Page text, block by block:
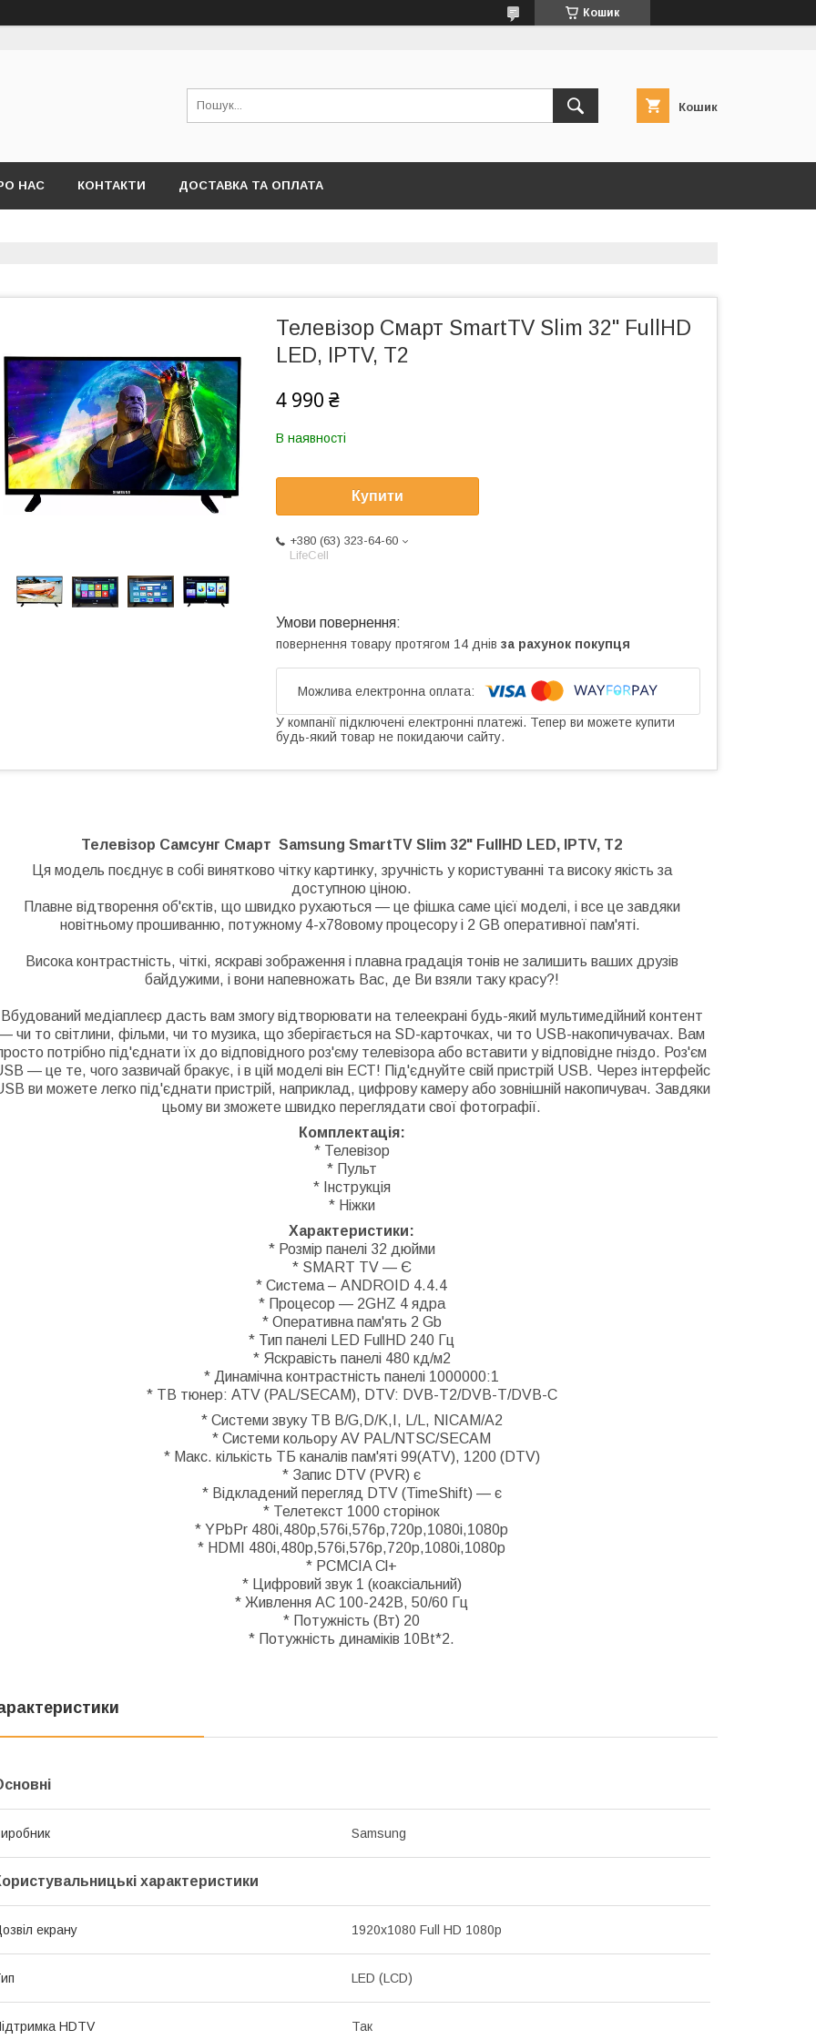
Кошик
Кошик
НАС КОНТАКТИ ДОСТАВКА ТА ОПЛАТА
Телевізор Смарт SmartTV Slim 32" FullHD
LED, IPTV, T2
4 990 ₴
В наявності
Купити
+380 (63) 323-64-60
LifeCell
повернення товару протягом 14 днів за рахунок покупця
У компанії підключені електронні платежі. Тепер ви можете купити
будь-який товар не покидаючи сайту.
Телевізор Самсунг Смарт Samsung SmartTV Slim 32" FullHD LED, IPTV, T2
Ця модель поєднує в собі винятково чітку картинку, зручність у користуванні та високу якість за
доступною ціною.
Плавне відтворення об'єктів, що швидко рухаються — це фішка саме цієї моделі, і все це завдяки
новітньому прошиванню, потужному 4-х78овому процесору і 2 GB оперативної пам'яті.
Висока контрастність, чіткі, яскраві зображення і плавна градація тонів не залишить ваших друзів
байдужими, і вони напевножать Вас, де Ви взяли таку красу?!
Вбудований медіаплеєр дасть вам змогу відтворювати на телеекрані будь-який мультимедійний контент
чи то світлини, фільми, чи то музика, що зберігається на SD-карточках, чи то USB-накопичувачах. Вам
потрібно під'єднати їх до відповідного роз'єму телевізора або вставити у відповідне гніздо. Роз'єм
— це те, чого зазвичай бракує, і в цій моделі він ЕСТ! Під'єднуйте свій пристрій USB. Через інтерфейс
ви можете легко під'єднати пристрій, наприклад, цифрову камеру або зовнішній накопичувач. Завдяки
цьому ви зможете швидко переглядати свої фотографії.
Комплектація:
* Телевізор
* Пульт
* Інструкція
* Ніжки
Характеристики:
* Розмір панелі 32 дюйми
* SMART TV — Є
* Система – ANDROID 4.4.4
* Процесор — 2GHZ 4 ядра
* Оперативна пам'ять 2 Gb
* Тип панелі LED FullHD 240 Гц
* Яскравість панелі 480 кд/м2
* Динамічна контрастність панелі 1000000:1
* ТВ тюнер: ATV (PAL/SECAM), DTV: DVB-T2/DVB-T/DVB-C
* Системи звуку ТВ B/G,D/K,I, L/L, NICAM/A2
* Системи кольору AV PAL/NTSC/SECAM
* Макс. кількість ТБ каналів пам'яті 99(ATV), 1200 (DTV)
* Запис DTV (PVR) є
* Відкладений перегляд DTV (TimeShift) — є
* Телетекст 1000 сторінок
* YPbPr 480i,480p,576i,576p,720p,1080i,1080p
* HDMI 480i,480p,576i,576p,720p,1080i,1080p
* PCMCIA Сl+
* Цифровий звук 1 (коаксіальний)
* Живлення AC 100-242B, 50/60 Гц
* Потужність (Вт) 20
* Потужність динаміків 10Bt*2.
Samsung
характеристики
екрану 1920x1080 Full HD 1080p
LED (LCD)
HDTV Так